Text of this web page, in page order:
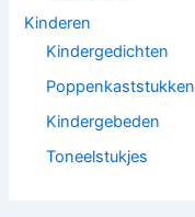
Kinderen
Kindergedichten
Poppenkaststukken
Kindergebeden
Toneelstukjes